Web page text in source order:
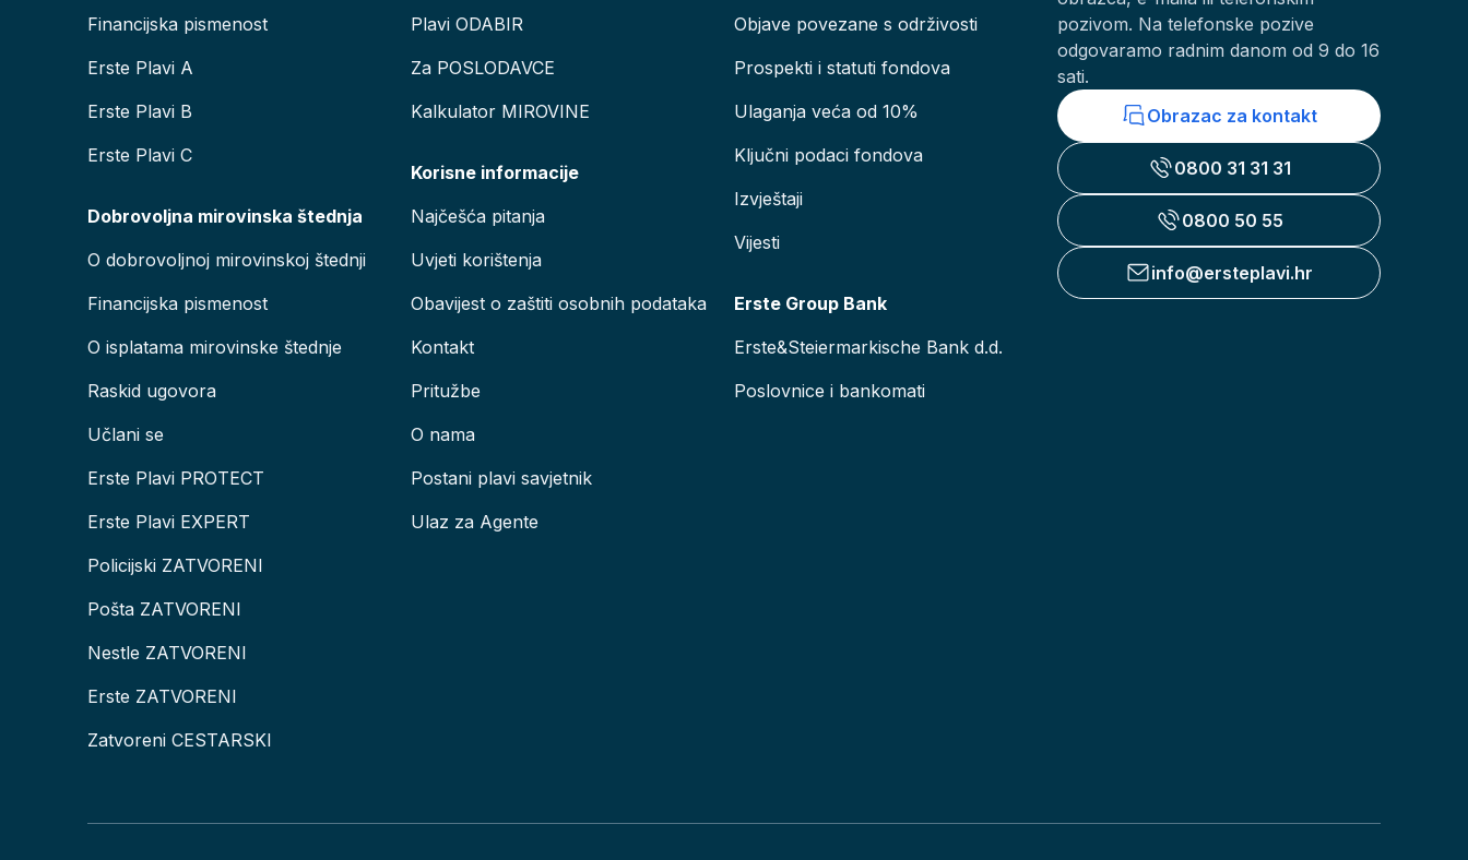
Financijska pismenost
Erste Plavi A
Erste Plavi B
Erste Plavi C
Dobrovoljna mirovinska štednja
O dobrovoljnoj mirovinskoj štednji
Financijska pismenost
O isplatama mirovinske štednje
Raskid ugovora
Učlani se
Erste Plavi PROTECT
Erste Plavi EXPERT
Policijski ZATVORENI
Pošta ZATVORENI
Nestle ZATVORENI
Erste ZATVORENI
Zatvoreni CESTARSKI
Plavi ODABIR
Za POSLODAVCE
Kalkulator MIROVINE
Korisne informacije
Najčešća pitanja
Uvjeti korištenja
Obavijest o zaštiti osobnih podataka
Kontakt
Pritužbe
O nama
Postani plavi savjetnik
Ulaz za Agente
Objave povezane s održivosti
Prospekti i statuti fondova
Ulaganja veća od 10%
Ključni podaci fondova
Izvještaji
Vijesti
Erste Group Bank
Erste&Steiermarkische Bank d.d.
Poslovnice i bankomati
pozivom. Na telefonske pozive
odgovaramo radnim danom od 9 do 16
sati.
Obrazac za kontakt
0800 31 31 31
0800 50 55
info@ersteplavi.hr